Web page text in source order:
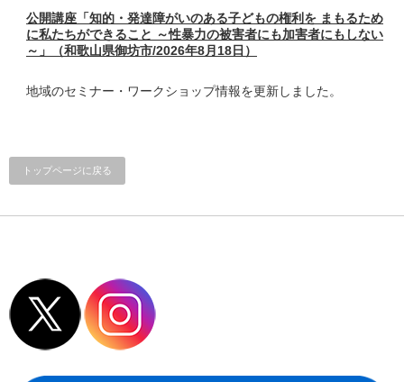
公開講座「知的・発達障がいのある子どもの権利を まもるため
に私たちができること ～性暴力の被害者にも加害者にもしない
～」（和歌山県御坊市/2026年8月18日）
地域のセミナー・ワークショップ情報を更新しました。
トップページに戻る